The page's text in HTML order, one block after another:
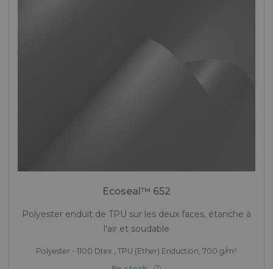
Ecoseal™ 652
Polyester enduit de TPU sur les deux faces, étanche à
l'air et soudable
Polyester - 1100 Dtex , TPU (Ether) Enduction, 700 g/m²